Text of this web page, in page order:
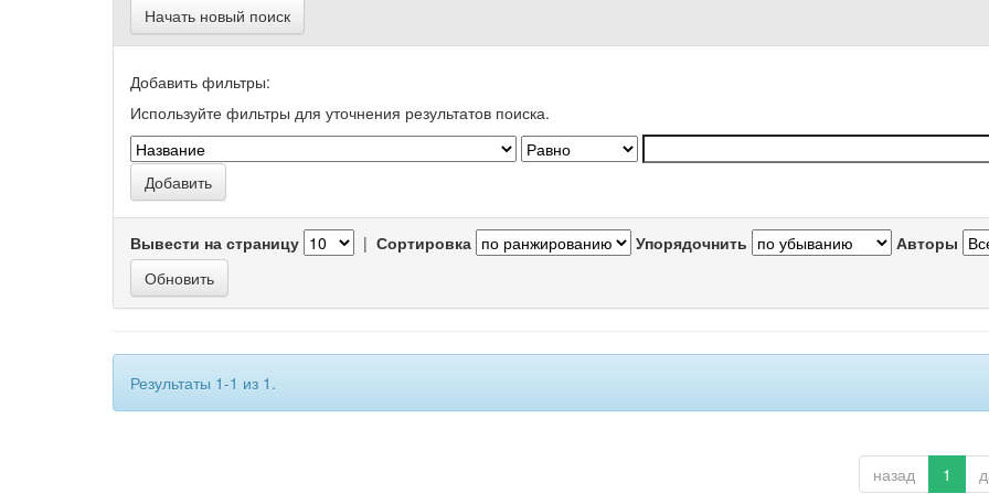
Начать новый поиск
Добавить фильтры:
Используйте фильтры для уточнения результатов поиска.
Вывести на страницу | Сортировка Упорядочнить Авторы
Результаты 1-1 из 1.
назад 1